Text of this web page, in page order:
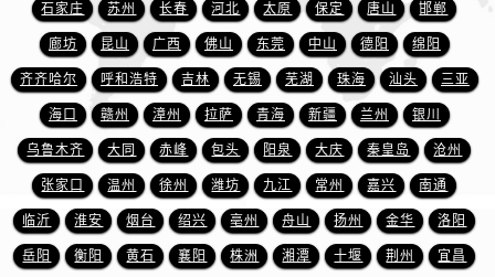
新疆维吾尔自治区库车市库车市文化东路爱彼售后服务中心（需提前预约）
新疆维吾尔自治区库尔勒市库尔勒市人民东路爱彼售后服务中心（需提前预约）
新疆维吾尔自治区奎屯市团结西街爱彼售后服务中心（需提前预约）
新疆维吾尔自治区昆玉市昆泉街爱彼售后服务中心（需提前预约）
新疆维吾尔自治区沙湾市三道河子镇世纪大道南路爱彼售后服务中心（需提前预约）
新疆维吾尔自治区石河子市北二路爱彼售后服务中心（需提前预约）
新疆维吾尔自治区双河市光明路爱彼售后服务中心（需提前预约）
新疆维吾尔自治区塔城市塔城地区闻琴路爱彼售后服务中心（需提前预约）
新疆维吾尔自治区铁门关市兴疆路爱彼售后服务中心（需提前预约）
石家庄 苏州 长春 河北 太原 保定 唐山 邯郸
廊坊 昆山 广西 佛山 东莞 中山 德阳 绵阳
齐齐哈尔 呼和浩特 吉林 无锡 芜湖 珠海 汕头 三亚
海口 赣州 漳州 拉萨 青海 新疆 兰州 银川
乌鲁木齐 大同 赤峰 包头 阳泉 大庆 秦皇岛 沧州
张家口 温州 徐州 潍坊 九江 常州 嘉兴 南通
临沂 淮安 烟台 绍兴 亳州 舟山 扬州 金华 洛阳
岳阳 衡阳 黄石 襄阳 株洲 湘潭 十堰 荆州 宜昌